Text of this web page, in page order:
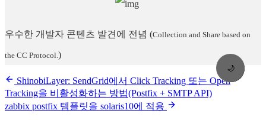
🌙
우수한 개발자 콘텐츠 발견에 전념 (Collection and Share based on
the CC Protocol. )
ShinobiLayer: SendGrid에서 Click Tracking 또는 Open
Tracking을 비활성화하는 방법(Postfix + SMTP API)
zabbix postfix 템플릿을 solaris10에 적용